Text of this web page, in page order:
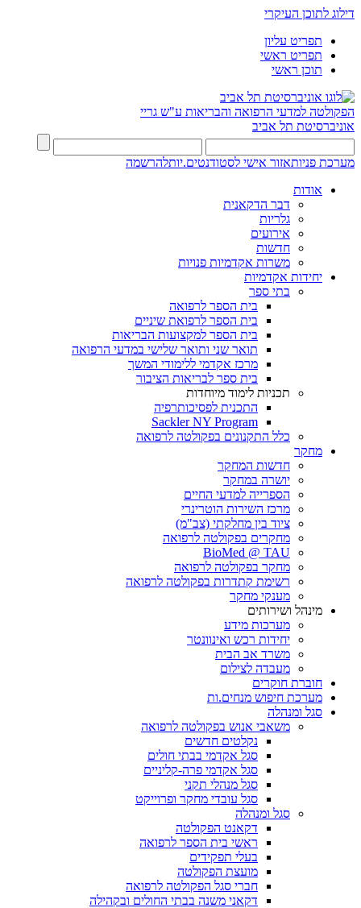
דילוג לתוכן העיקרי
תפריט עליון
תפריט ראשי
תוכן ראשי
הפקולטה למדעי הרפואה והבריאות ע"ש גריי
אוניברסיטת תל אביב
מערכת פניותאזור אישי לסטודנטים.יותלהרשמה
אודות
דבר הדקאנית
גלריות
אירועים
חדשות
משרות אקדמיות פנויות
יחידות אקדמיות
בתי ספר
בית הספר לרפואה
בית הספר לרפואת שיניים
בית הספר למקצועות הבריאות
תואר שני ותואר שלישי במדעי הרפואה
מרכז אקדמי ללימודי המשך
בית ספר לבריאות הציבור
תכניות לימוד מיוחדות
התכנית לפסיכותרפיה
Sackler NY Program
כלל התקנונים בפקולטה לרפואה
מחקר
חדשות המחקר
יושרה במחקר
הספרייה למדעי החיים
מרכז השירות הוטרינרי
ציוד בין מחלקתי (צב"מ)
מחקרים בפקולטה לרפואה
BioMed @ TAU
מחקר בפקולטה לרפואה
רשימת קתדרות בפקולטה לרפואה
מענקי מחקר
מינהל ושירותים
מערכות מידע
יחידות רכש ואינוונטר
משרד אב הבית
מעבדה לצילום
חוברת חוקרים
מערכת חיפוש מנחים.ות
סגל ומנהלה
משאבי אנוש בפקולטה לרפואה
נקלטים חדשים
סגל אקדמי בבתי חולים
סגל אקדמי פרה-קליניים
סגל מנהלי תקני
סגל עובדי מחקר ופרוייקט
סגל ומנהלה
דקאנט הפקולטה
ראשי בית הספר לרפואה
בעלי תפקידים
מועצת הפקולטה
חברי סגל הפקולטה לרפואה
דקאני משנה בבתי החולים ובקהילה